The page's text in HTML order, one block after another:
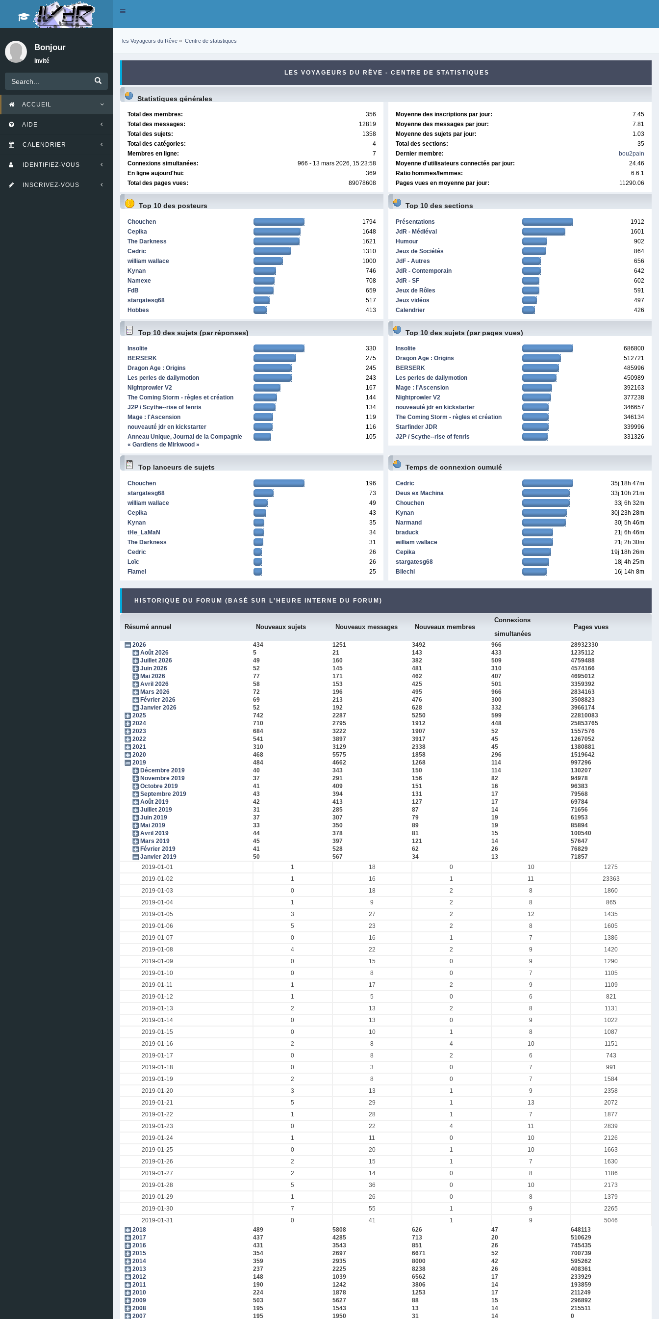
Toggle
Bonjour
Invité
ACCUEIL
AIDE
CALENDRIER
IDENTIFIEZ-VOUS
INSCRIVEZ-VOUS
les Voyageurs du Rêve » Centre de statistiques
LES VOYAGEURS DU RÊVE - CENTRE DE STATISTIQUES
Statistiques générales
Total des membres:
356
Total des messages:
12819
Total des sujets:
1358
Total des catégories:
4
Membres en ligne:
7
Connexions simultanées:
966 - 13 mars 2026, 15:23:58
En ligne aujourd'hui:
369
Total des pages vues:
89078608
Moyenne des inscriptions par jour:
7.45
Moyenne des messages par jour:
7.81
Moyenne des sujets par jour:
1.03
Total des sections:
35
Dernier membre:
bou2pain
Moyenne d'utilisateurs connectés par jour:
24.46
Ratio hommes/femmes:
6.6:1
Pages vues en moyenne par jour:
11290.06
Top 10 des posteurs
Chouchen
1794
Cepika
1648
The Darkness
1621
Cedric
1310
william wallace
1000
Kynan
746
Namexe
708
FdB
659
stargatesg68
517
Hobbes
413
Top 10 des sections
Présentations
1912
JdR - Médiéval
1601
Humour
902
Jeux de Sociétés
864
JdF - Autres
656
JdR - Contemporain
642
JdR - SF
602
Jeux de Rôles
591
Jeux vidéos
497
Calendrier
426
Top 10 des sujets (par réponses)
Insolite
330
BERSERK
275
Dragon Age : Origins
245
Les perles de dailymotion
243
Nightprowler V2
167
The Coming Storm - règles et création
144
J2P / Scythe--rise of fenris
134
Mage : l'Ascension
119
nouveauté jdr en kickstarter
116
Anneau Unique, Journal de la Compagnie
« Gardiens de Mirkwood »
105
Top 10 des sujets (par pages vues)
Insolite
686800
Dragon Age : Origins
512721
BERSERK
485996
Les perles de dailymotion
450989
Mage : l'Ascension
392163
Nightprowler V2
377238
nouveauté jdr en kickstarter
346657
The Coming Storm - règles et création
346134
Starfinder JDR
339996
J2P / Scythe--rise of fenris
331326
Top lanceurs de sujets
Chouchen
196
stargatesg68
73
william wallace
49
Cepika
43
Kynan
35
tHe_LaMaN
34
The Darkness
31
Cedric
26
Loïc
26
Flamel
25
Temps de connexion cumulé
Cedric
35j 18h 47m
Deus ex Machina
33j 10h 21m
Chouchen
33j 6h 32m
Kynan
30j 23h 28m
Narmand
30j 5h 46m
braduck
21j 6h 46m
william wallace
21j 2h 30m
Cepika
19j 18h 26m
stargatesg68
18j 4h 25m
Bilechi
16j 14h 8m
HISTORIQUE DU FORUM (BASÉ SUR L'HEURE INTERNE DU FORUM)
Résumé annuel Nouveaux sujets Nouveaux messages Nouveaux membres
Connexions
simultanées
Pages vues
2026 434 1251 3492 966
28932330
Août 2026
5 21 143 433
1235112
Juillet 2026
49 160 382 509
4759488
Juin 2026
52 145 481 310
4574166
Mai 2026
77 171 462 407
4695012
Avril 2026
58 153 425 501
3359392
Mars 2026
72 196 495 966
2834163
Février 2026
69 213 476 300
3508823
Janvier 2026
52 192 628 332
3966174
2025
742 2287 5250 599
22810083
2024
710 2795 1912 448
25853765
2023
684 3222 1907 52
1557576
2022
541 3897 3917 45
1267052
2021
310 3129 2338 45
1380881
2020
468 5575 1858 296
1519642
2019
484 4662 1268 114
997296
Décembre 2019
40 343 150 114
130207
Novembre 2019
37 291 156 82
94978
Octobre 2019
41 409 151 16
96383
Septembre 2019
43 394 131 17
79568
Août 2019
42 413 127 17
69784
Juillet 2019
31 285 87 14
71656
Juin 2019
37 307 79 19
61953
Mai 2019
33 350 89 19
85894
Avril 2019
44 378 81 15
100540
Mars 2019
45 397 121 14
57647
Février 2019
41 528 62 26
76829
Janvier 2019
50 567 34 13
71857
2019-01-01
1 18 0 10
1275
2019-01-02
1 16 1 11
23363
2019-01-03
0 18 2 8
1860
2019-01-04
1 9 2 8
865
2019-01-05
3 27 2 12
1435
2019-01-06
5 23 2 8
1605
2019-01-07
0 16 1 7
1386
2019-01-08
4 22 2 9
1420
2019-01-09
0 15 0 9
1290
2019-01-10
0 8 0 7
1105
2019-01-11
1 17 2 9
1109
2019-01-12
1 5 0 6
821
2019-01-13
2 13 2 8
1131
2019-01-14
0 13 0 9
1022
2019-01-15
0 10 1 8
1087
2019-01-16
2 8 4 10
1151
2019-01-17
0 8 2 6
743
2019-01-18
0 3 0 7
991
2019-01-19
2 8 0 7
1584
2019-01-20
3 13 1 9
2358
2019-01-21
5 29 1 13
2072
2019-01-22
1 28 1 7
1877
2019-01-23
0 22 4 11
2839
2019-01-24
1 11 0 10
2126
2019-01-25
0 20 1 10
1663
2019-01-26
2 15 1 7
1630
2019-01-27
2 14 0 8
1186
2019-01-28
5 36 0 10
2173
2019-01-29
1 26 0 8
1379
2019-01-30
7 55 1 9
2265
2019-01-31
0 41 1 9
5046
2018
489 5808 626 47
648113
2017
437 4285 713 20
510629
2016
431 3543 851 26
745435
2015
354 2697 6671 52
700739
2014
359 2935 8000 42
595262
2013
237 2225 8238 26
408361
2012
148 1039 6562 17
233929
2011
190 1242 3806 14
193859
2010
224 1878 1253 17
211249
2009
503 5627 88 15
296892
2008
195 1543 13 14
215511
2007
195 1950 31 14 0